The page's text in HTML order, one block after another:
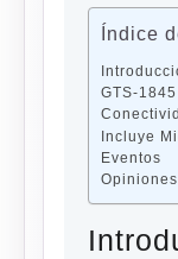
Índice
GTS-1845
Incluye
Eventos